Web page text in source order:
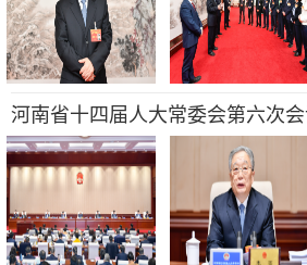
河南省十四届人大常委会第六次